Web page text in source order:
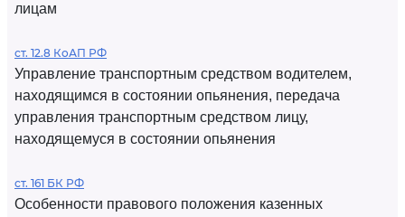
лицам
ст. 12.8 КоАП РФ
Управление транспортным средством водителем,
находящимся в состоянии опьянения, передача
управления транспортным средством лицу,
находящемуся в состоянии опьянения
ст. 161 БК РФ
Особенности правового положения казенных